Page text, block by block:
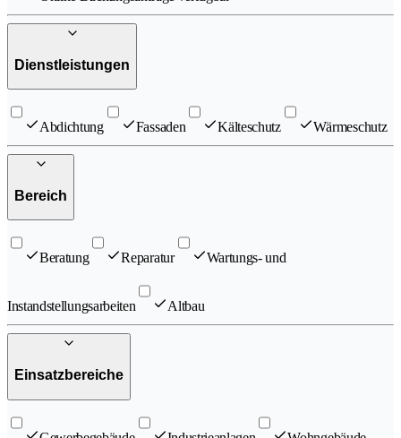
Dienstleistungen
Abdichtung Fassaden Kälteschutz Wärmeschutz
Bereich
Beratung Reparatur Wartungs- und
Instandstellungsarbeiten Altbau
Einsatzbereiche